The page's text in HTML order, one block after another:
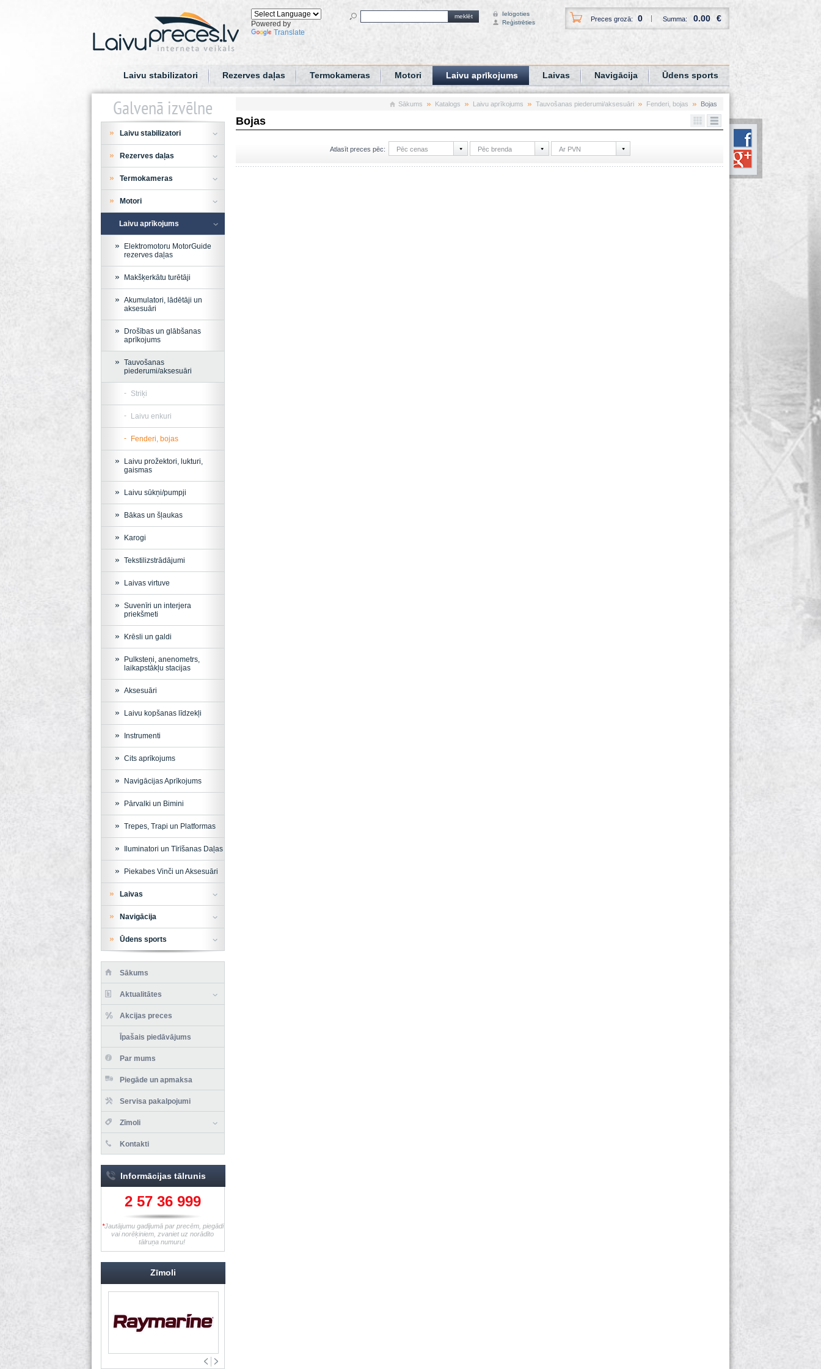
Powered by
Translate
meklēt
Ielogoties
Reģistrēties
Preces grozā: 0 Summa: 0.00 €
Laivu stabilizatori Rezerves daļas Termokameras Motori Laivu aprīkojums Laivas Navigācija Ūdens sports
Sākums Katalogs Laivu aprīkojums Tauvošanas piederumi/aksesuāri Fenderi, bojas Bojas
Bojas
Atlasīt preces pēc: Pēc cenas Pēc brenda Ar PVN
Galvenā izvēlne
Laivu stabilizatori
Rezerves daļas
Termokameras
Motori
Laivu aprīkojums
Elektromotoru MotorGuide
rezerves daļas
Makšķerkātu turētāji
Akumulatori, lādētāji un
aksesuāri
Drošības un glābšanas
aprīkojums
Tauvošanas
piederumi/aksesuāri
Striķi
Laivu enkuri
Fenderi, bojas
Laivu prožektori, lukturi,
gaismas
Laivu sūkņi/pumpji
Bākas un šļaukas
Karogi
Tekstilizstrādājumi
Laivas virtuve
Suvenīri un interjera
priekšmeti
Krēsli un galdi
Pulksteņi, anenometrs,
laikapstākļu stacijas
Aksesuāri
Laivu kopšanas līdzekļi
Instrumenti
Cits aprīkojums
Navigācijas Aprīkojums
Pārvalki un Bimini
Trepes, Trapi un Platformas
Iluminatori un Tīrīšanas Daļas
Piekabes Vinči un Aksesuāri
Laivas
Navigācija
Ūdens sports
Sākums
Aktualitātes
Akcijas preces
Īpašais piedāvājums
Par mums
Piegāde un apmaksa
Servisa pakalpojumi
Zīmoli
Kontakti
Informācijas tālrunis
2 57 36 999
*Jautājumu gadījumā par precēm, piegādi
vai norēķiniem, zvaniet uz norādīto
tālruņa numuru!
Zīmoli